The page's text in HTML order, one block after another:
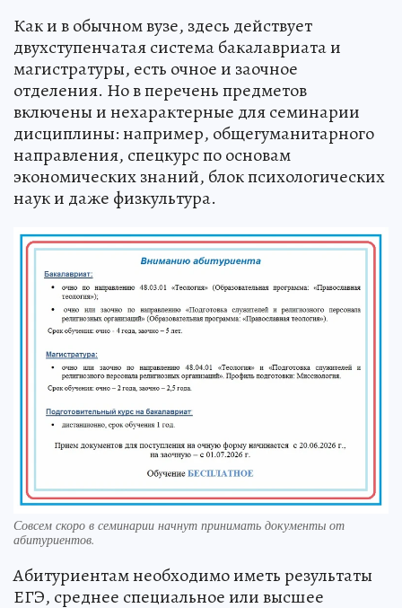
Как и в обычном вузе, здесь действует
двухступенчатая система бакалавриата и
магистратуры, есть очное и заочное
отделения. Но в перечень предметов
включены и нехарактерные для семинарии
дисциплины: например, общегуманитарного
направления, спецкурс по основам
экономических знаний, блок психологических
наук и даже физкультура.
Совсем скоро в семинарии начнут принимать документы от
абитуриентов.
Абитуриентам необходимо иметь результаты
ЕГЭ, среднее специальное или высшее